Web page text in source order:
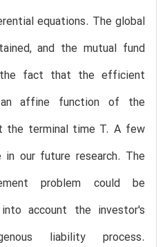
equations. The global
and the mutual fund
fact that the efficient
affine function of the
the terminal time T. A few
in our future research. The
problem could be
account the investor's
liability process.